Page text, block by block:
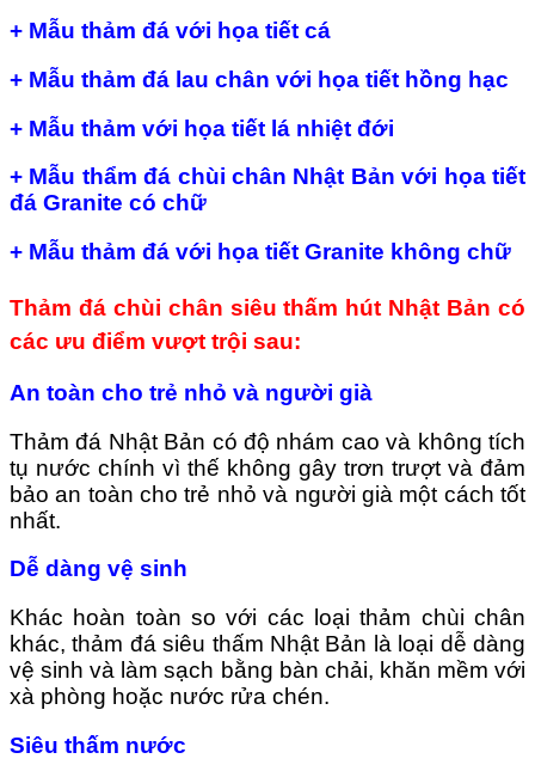
+ Mẫu thảm đá với họa tiết cá
+ Mẫu thảm đá lau chân với họa tiết hồng hạc
+ Mẫu thảm với họa tiết lá nhiệt đới
+ Mẫu thẩm đá chùi chân Nhật Bản với họa tiết
đá Granite có chữ
+ Mẫu thảm đá với họa tiết Granite không chữ
Thảm đá chùi chân siêu thấm hút Nhật Bản có
các ưu điểm vượt trội sau:
An toàn cho trẻ nhỏ và người già
Thảm đá Nhật Bản có độ nhám cao và không tích
tụ nước chính vì thế không gây trơn trượt và đảm
bảo an toàn cho trẻ nhỏ và người già một cách tốt
nhất.
Dễ dàng vệ sinh
Khác hoàn toàn so với các loại thảm chùi chân
khác, thảm đá siêu thấm Nhật Bản là loại dễ dàng
vệ sinh và làm sạch bằng bàn chải, khăn mềm với
xà phòng hoặc nước rửa chén.
Siêu thấm nước